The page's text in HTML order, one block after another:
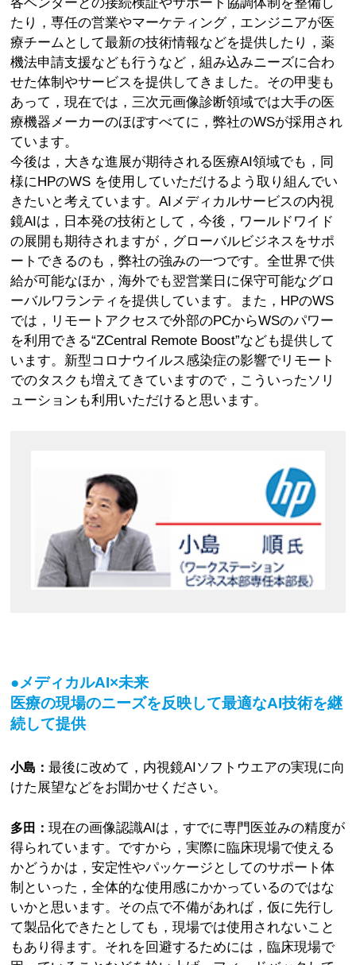
たり，専任の営業やマーケティング，エンジニアが医
療チームとして最新の技術情報などを提供したり，薬
機法申請支援なども行うなど，組み込みニーズに合わ
せた体制やサービスを提供してきました。その甲斐も
あって，現在では，三次元画像診断領域では大手の医
療機器メーカーのほぼすべてに，弊社のWSが採用され
ています。
今後は，大きな進展が期待される医療AI領域でも，同
様にHPのWS を使用していただけるよう取り組んでい
きたいと考えています。AIメディカルサービスの内視
鏡AIは，日本発の技術として，今後，ワールドワイド
の展開も期待されますが，グローバルビジネスをサポ
ートできるのも，弊社の強みの一つです。全世界で供
給が可能なほか，海外でも翌営業日に保守可能なグロ
ーバルワランティを提供しています。また，HPのWS
では，リモートアクセスで外部のPCからWSのパワー
を利用できる“ZCentral Remote Boost”なども提供して
います。新型コロナウイルス感染症の影響でリモート
でのタスクも増えてきていますので，こういったソリ
ューションも利用いただけると思います。
●メディカルAI×未来
医療の現場のニーズを反映して最適なAI技術を継
続して提供
小島：最後に改めて，内視鏡AIソフトウエアの実現に向
けた展望などをお聞かせください。
多田：現在の画像認識AIは，すでに専門医並みの精度が
得られています。ですから，実際に臨床現場で使える
かどうかは，安定性やパッケージとしてのサポート体
制といった，全体的な使用感にかかっているのではな
いかと思います。その点で不備があれば，仮に先行し
て製品化できたとしても，現場では使用されないこと
もあり得ます。それを回避するためには，臨床現場で